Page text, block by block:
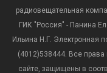
радиовещательная
ГИК "Россия" - Панина
Ильина Н.Г. Электронная
(4012)538444. Все
сайте, защищены в